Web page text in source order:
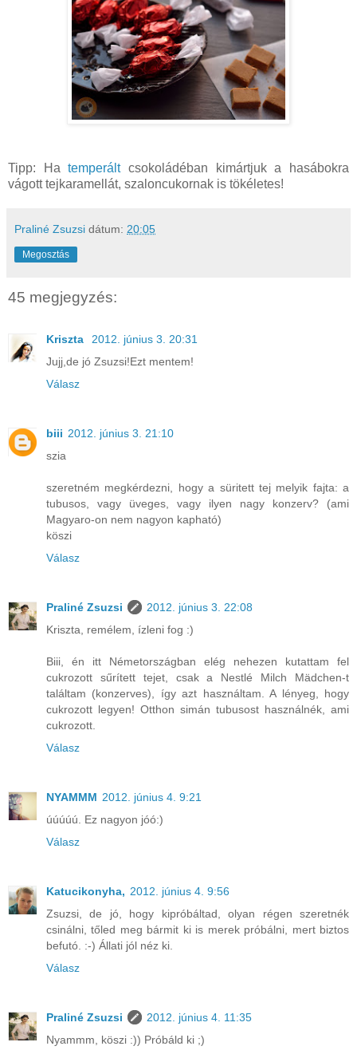
Tipp: Hatemperáltcsokoládéban kimártjuk a hasábokra
vágott tejkaramellát, szaloncukornak is tökéletes!
Praliné Zsuzsi dátum: 20:05
Megosztás
45 megjegyzés:
Kriszta
2012. június 3. 20:31
Jujj,de jó Zsuzsi!Ezt mentem!
Válasz
biii 2012. június 3. 21:10
szia
szeretném megkérdezni, hogy a süritett tej melyik fajta: a
tubusos, vagy üveges, vagy ilyen nagy konzerv? (ami
Magyaro-on nem nagyon kapható)
köszi
Válasz
Praliné Zsuzsi
2012. június 3. 22:08
Kriszta, remélem, ízleni fog :)
Biii, én itt Németországban elég nehezen kutattam fel
cukrozott sűrített tejet, csak a Nestlé Milch Mädchen-t
találtam (konzerves), így azt használtam. A lényeg, hogy
cukrozott legyen! Otthon simán tubusost használnék, ami
cukrozott.
Válasz
NYAMMM 2012. június 4. 9:21
úúúúú. Ez nagyon jóó:)
Válasz
Katucikonyha, 2012. június 4. 9:56
Zsuzsi, de jó, hogy kipróbáltad, olyan régen szeretnék
csinálni, tőled meg bármit ki is merek próbálni, mert biztos
befutó. :-) Állati jól néz ki.
Válasz
Praliné Zsuzsi
2012. június 4. 11:35
Nyammm, köszi :)) Próbáld ki ;)